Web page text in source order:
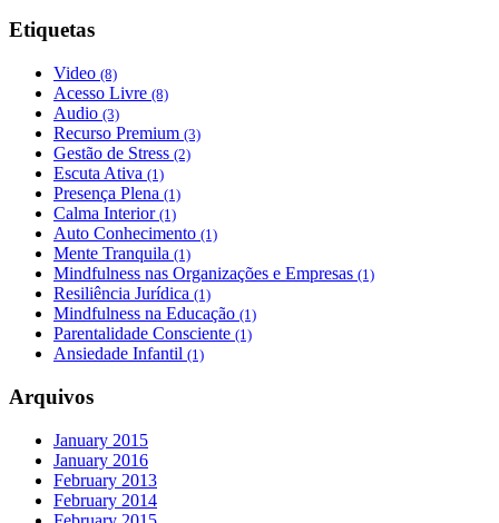
Etiquetas
Video (8)
Acesso Livre (8)
Audio (3)
Recurso Premium (3)
Gestão de Stress (2)
Escuta Ativa (1)
Presença Plena (1)
Calma Interior (1)
Auto Conhecimento (1)
Mente Tranquila (1)
Mindfulness nas Organizações e Empresas (1)
Resiliência Jurídica (1)
Mindfulness na Educação (1)
Parentalidade Consciente (1)
Ansiedade Infantil (1)
Arquivos
January 2015
January 2016
February 2013
February 2014